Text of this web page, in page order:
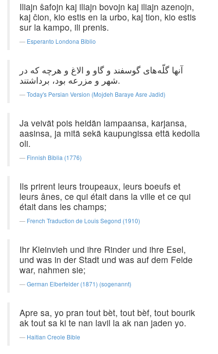
Iliajn ŝafojn kaj iliajn bovojn kaj iliajn azenojn,
kaj ĉion, kio estis en la urbo, kaj tion, kio estis
sur la kampo, ili prenis.
Esperanto Londona Biblio
آنها گلّه‌های گوسفند و گاو و الاغ‌ و هرچه‌ كه‌ در
شهر و مزرعه‌ بود، برداشتند.
Today's Persian Version (Mojdeh Baraye Asre Jadid)
Ja veivät pois heidän lampaansa, karjansa,
aasinsa, ja mitä sekä kaupungissa että kedolla
oli.
Finnish Biblia (1776)
Ils prirent leurs troupeaux, leurs boeufs et
leurs ânes, ce qui était dans la ville et ce qui
était dans les champs;
French Traduction de Louis Segond (1910)
Ihr Kleinvieh und ihre Rinder und ihre Esel,
und was in der Stadt und was auf dem Felde
war, nahmen sie;
German Elberfelder (1871) (sogenannt)
Apre sa, yo pran tout bèt, tout bèf, tout bourik
ak tout sa ki te nan lavil la ak nan jaden yo.
Haitian Creole Bible